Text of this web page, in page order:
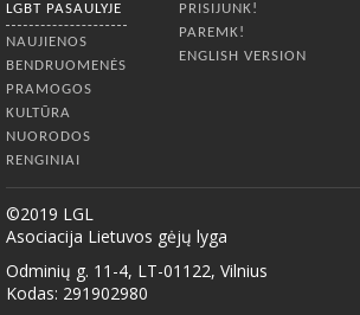
LGBT PASAULYJE
NAUJIENOS
BENDRUOMENĖS
PRAMOGOS
KULTŪRA
NUORODOS
RENGINIAI
PRISIJUNK!
PAREMK!
ENGLISH VERSION
©2019 LGL
Asociacija Lietuvos gėjų lyga
Odminių g. 11-4, LT-01122, Vilnius
Kodas: 291902980